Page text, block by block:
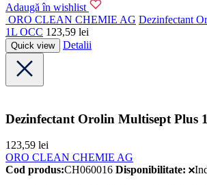
Adaugă în wishlist
ORO CLEAN CHEMIE AG Dezinfectant
1L OCC 123,59 lei
Quick view Detalii
Dezinfectant Orolin Multisept Plus
123,59 lei
ORO CLEAN CHEMIE AG
Cod produs:CH060016 Disponibilitate: